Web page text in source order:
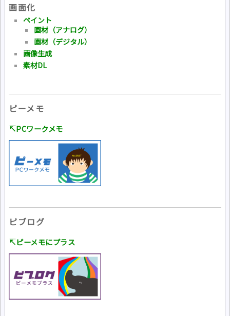
画面化
ペイント
画材（アナログ）
画材（デジタル）
画像生成
素材DL
ピーメモ
↸PCワークメモ
ピブログ
↸ピーメモにプラス